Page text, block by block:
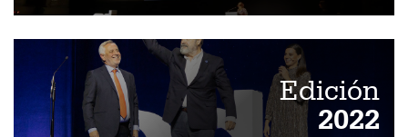
Edición
2022